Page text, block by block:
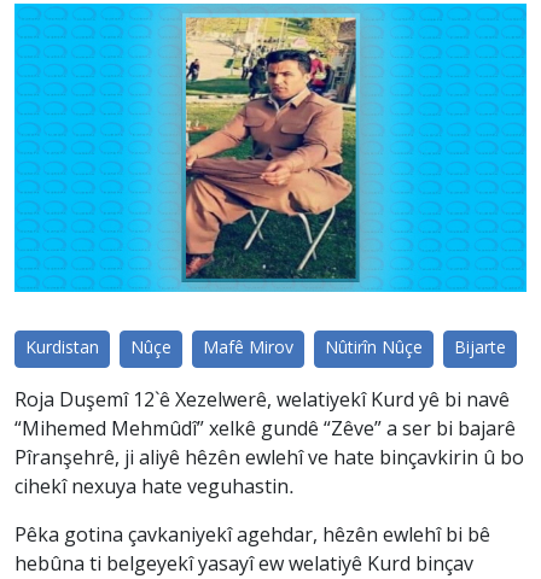
Kurdistan Nûçe Mafê Mirov Nûtirîn Nûçe Bijarte
Roja Duşemî 12`ê Xezelwerê, welatiyekî Kurd yê bi navê
“Mihemed Mehmûdî” xelkê gundê “Zêve” a ser bi bajarê
Pîranşehrê, ji aliyê hêzên ewlehî ve hate binçavkirin û bo
cihekî nexuya hate veguhastin.
Pêka gotina çavkaniyekî agehdar, hêzên ewlehî bi bê
hebûna ti belgeyekî yasayî ew welatiyê Kurd binçav